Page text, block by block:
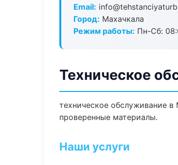
Email:
Город: Махачкала
Режим работы: Пн-Сб:
Техническое
техническое обслуживание
проверенные материалы.
Наши услуги